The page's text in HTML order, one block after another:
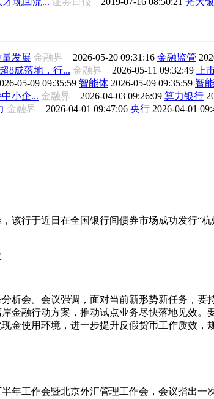
发展 金融界 2026-05-20 09:31:16 金融监管
8成落地，行... 金融界 2026-05-11 09:32:49 上
05-09 09:35:59 智能体 2026-05-09 09:35:59 智
小企... 金融界 2026-04-03 09:26:09 算力银行
金融界 2026-04-01 09:47:06 央行 2026-04-01
该行于近日在全国银行间债券市场成功发行“
析会。会议强调，面对当前新形势新任务，
金融行动方案，推动试点业务尽快落地见效
金使用环境，进一步提升反假货币工作质效，
年工作会暨北京外汇管理工作会，会议指出